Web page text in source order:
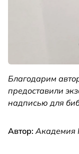
Благодарим
предоставили
надписью для
Автор: Академия